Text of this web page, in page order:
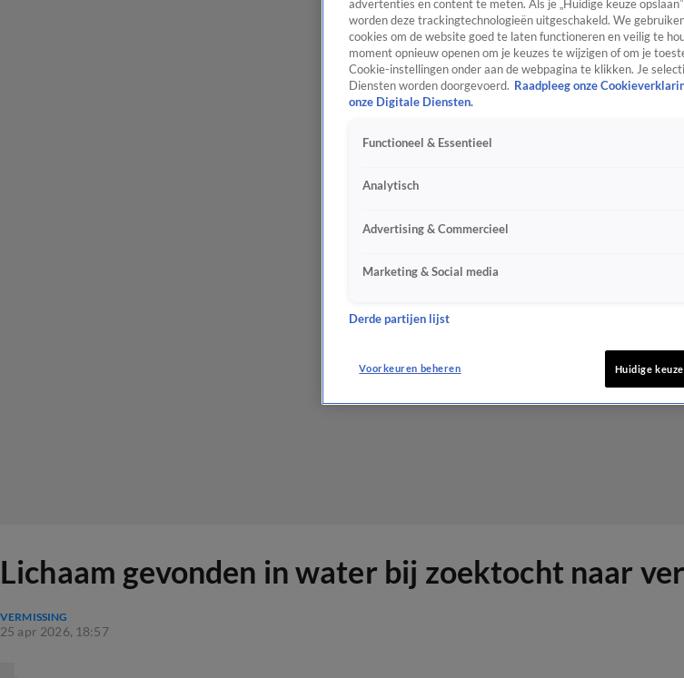
Lichaam gevonden in water bij zoektocht naar
VERMISSING
25 apr 2026, 18:57
advertenties en content te meten. Als je „Huidige keuze
worden deze trackingtechnologieën uitgeschakeld. We
cookies om de website goed te laten functioneren en veilig te
moment opnieuw openen om je keuzes te wijzigen of om je
Cookie-instellingen onder aan de webpagina te klikken. Je
Diensten worden doorgevoerd. Raadpleeg onze
onze Digitale Diensten.
Functioneel & Essentieel
Analytisch
Advertising & Commercieel
Marketing & Social media
Derde partijen lijst
Voorkeuren beheren Huidige